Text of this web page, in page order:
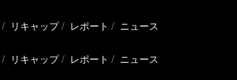
リキャップ レポート ニュース
リキャップ レポート ニュース